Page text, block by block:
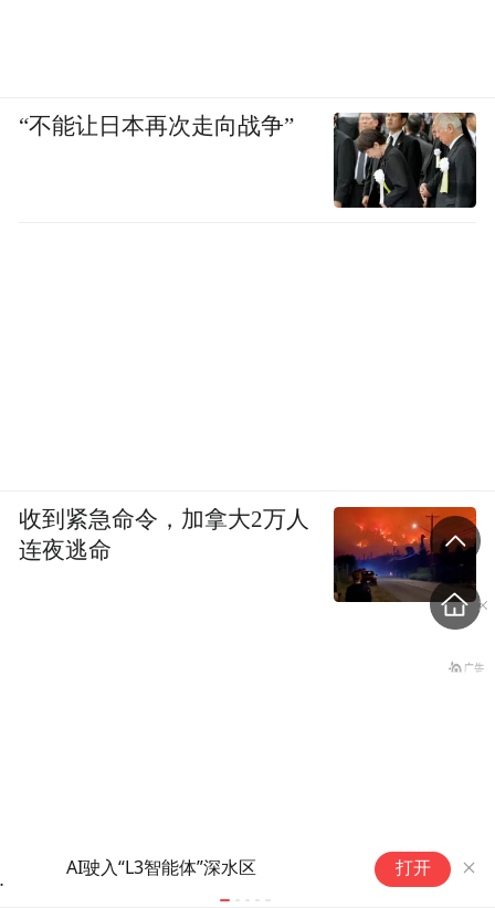
AI驶入“L3智能体”深水区 国家药监局
打开
“不能让日本再次走向战争”
收到紧急命令，加拿大2万人
连夜逃命